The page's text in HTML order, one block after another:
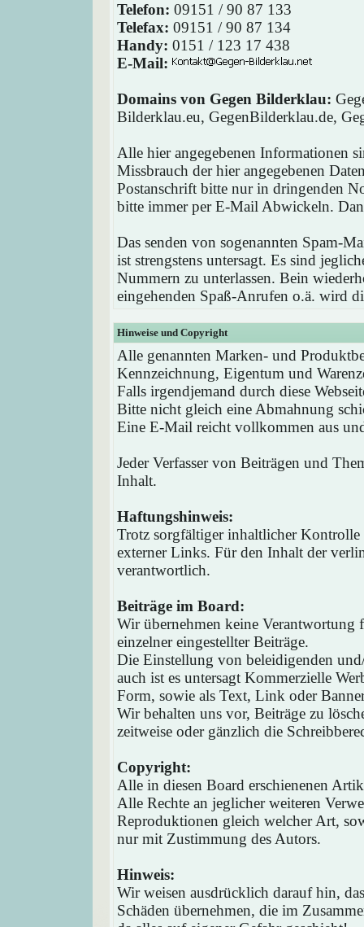
Telefon: 09151 / 90 87 133
Telefax: 09151 / 90 87 134
Handy: 0151 / 123 17 438
E-Mail:
Domains von Gegen Bilderklau:
Bilderklau.eu, GegenBilderklau.de,
Alle hier angegebenen Informationen
Missbrauch der hier angegebenen
Postanschrift bitte nur in dringenden
bitte immer per E-Mail Abwickeln.
Das senden von sogenannten Spam-
ist strengstens untersagt. Es sind
Nummern zu unterlassen. Bein
eingehenden Spaß-Anrufen o.ä. wird
Hinweise und Copyright
Alle genannten Marken- und
Kennzeichnung, Eigentum und
Falls irgendjemand durch diese
Bitte nicht gleich eine Abmahnung
Eine E-Mail reicht vollkommen aus
Jeder Verfasser von Beiträgen und
Inhalt.
Haftungshinweis:
Trotz sorgfältiger inhaltlicher
externer Links. Für den Inhalt der
verantwortlich.
Beiträge im Board:
Wir übernehmen keine
einzelner eingestellter Beiträge.
Die Einstellung von beleidigenden
auch ist es untersagt Kommerzielle
Form, sowie als Text, Link oder
Wir behalten uns vor, Beiträge zu
zeitweise oder gänzlich die
Copyright:
Alle in diesen Board erschienenen
Alle Rechte an jeglicher weiteren
Reproduktionen gleich welcher Art,
nur mit Zustimmung des Autors.
Hinweis:
Wir weisen ausdrücklich darauf hin,
Schäden übernehmen, die im